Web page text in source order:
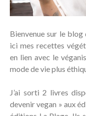
Bienvenue sur le
ici mes recettes
en lien avec le
mode de vie plus
J’ai sorti 2 livres
devenir vegan » aux